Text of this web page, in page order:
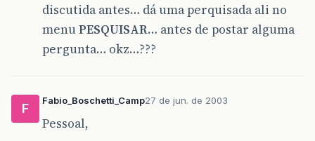
discutida antes… dá uma perquisada ali no
menuPESQUISAR… antes de postar alguma
pergunta… okz…???
F
Fabio_Boschetti_Camp27 de jun. de 2003
Pessoal,